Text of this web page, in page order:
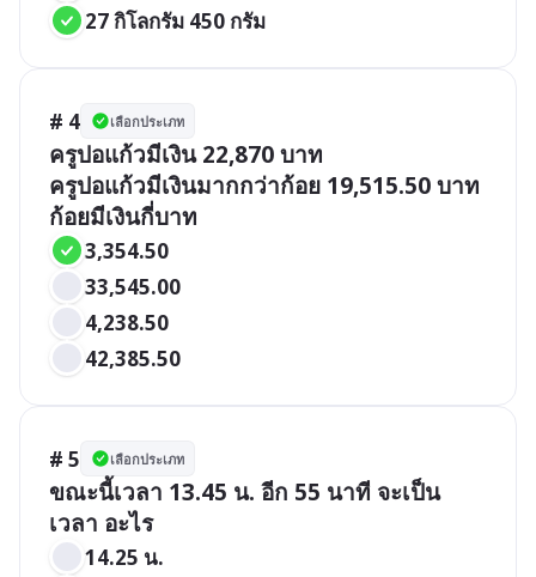
27 กิโลกรัม 450 กรัม
# 4 เลือกประเภท
ครูปอแก้วมีเงิน 22,870 บาท
ครูปอแก้วมีเงินมากกว่าก้อย 19,515.50 บาท
ก้อยมีเงินกี่บาท
3,354.50
33,545.00
4,238.50
42,385.50
# 5 เลือกประเภท
ขณะนี้เวลา 13.45 น. อีก 55 นาที จะเป็น
เวลา อะไร
14.25 น.